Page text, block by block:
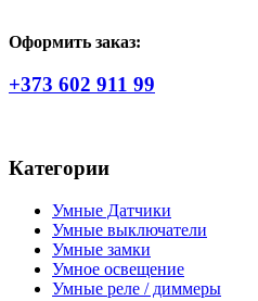
Оформить заказ:
+373 602 911 99
Категории
Умные Датчики
Умные выключатели
Умные замки
Умное освещение
Умные реле / диммеры